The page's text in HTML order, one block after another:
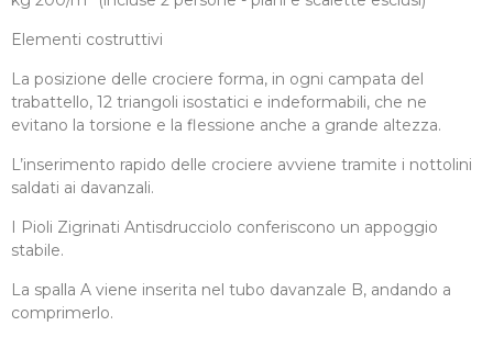
Elementi costruttivi
La posizione delle crociere forma, in ogni campata del
trabattello, 12 triangoli isostatici e indeformabili, che ne
evitano la torsione e la flessione anche a grande altezza.
L’inserimento rapido delle crociere avviene tramite i nottolini
saldati ai davanzali.
I Pioli Zigrinati Antisdrucciolo conferiscono un appoggio
stabile.
La spalla A viene inserita nel tubo davanzale B, andando a
comprimerlo.